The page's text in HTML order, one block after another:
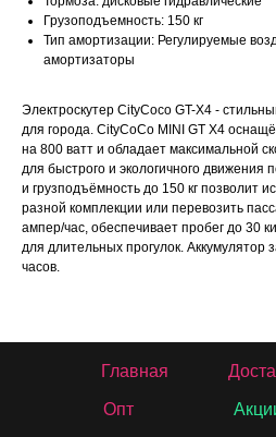
Грузоподъемность: 150 кг
Тип амортизации: Регулируемые
амортизаторы
Электроскутер CityCoco GT-X4 -
для города. CityCoCo MINI GT X4
на 800 ватт и обладает максимальной
для быстрого и экологичного движения
и грузподъёмность до 150 кг позволит
разной комплекции или перевозить
ампер/час, обеспечивает пробег до 30
для длительных прогулок. Аккумулятор
часов.
Главная
Опт